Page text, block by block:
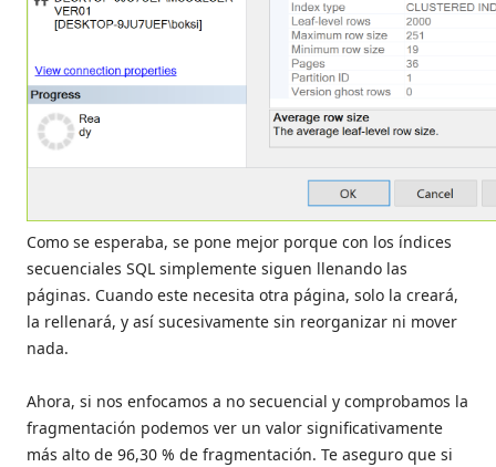
Como se esperaba, se pone mejor porque con los índices
secuenciales SQL simplemente siguen llenando las
páginas. Cuando este necesita otra página, solo la creará,
la rellenará, y así sucesivamente sin reorganizar ni mover
nada.
Ahora, si nos enfocamos a no secuencial y comprobamos la
fragmentación podemos ver un valor significativamente
más alto de 96,30 % de fragmentación. Te aseguro que si